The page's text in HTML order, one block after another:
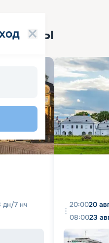
дн/7 нч
20:0020
08:0023